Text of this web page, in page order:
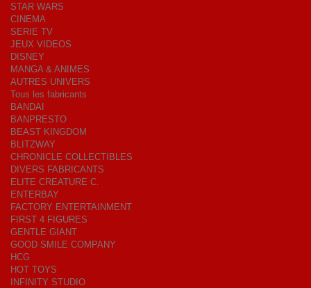
STAR WARS
CINEMA
SERIE TV
JEUX VIDEOS
DISNEY
MANGA & ANIMES
AUTRES UNIVERS
Tous les fabricants
BANDAI
BANPRESTO
BEAST KINGDOM
BLITZWAY
CHRONICLE COLLECTIBLES
DIVERS FABRICANTS
ELITE CREATURE C.
ENTERBAY
FACTORY ENTERTAINMENT
FIRST 4 FIGURES
GENTLE GIANT
GOOD SMILE COMPANY
HCG
HOT TOYS
INFINITY STUDIO